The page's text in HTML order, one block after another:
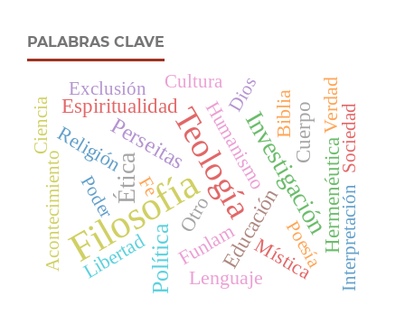
PALABRAS CLAVE
FilosofíaTeologíaInvestigación
Ética
Política
Perseitas
Educación
Espiritualidad
Hermenéutica
Cuerpo
Humanismo
Funlam
Religión
Mística
Libertad
Biblia Verdad
Lenguaje
Otro
Poesía
Dios
Sociedad
Interpretación
Poder
Cultura
Acontecimiento
Ciencia
Fe
Exclusión